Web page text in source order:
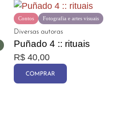
Contos Fotografia e artes visuais
Diversas autoras
Puñado 4 :: rituais
R$ 40,00
COMPRAR